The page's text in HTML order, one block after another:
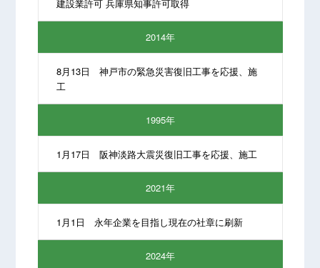
建設業許可 兵庫県知事許可取得
2014年
8月13日 神戸市の緊急災害復旧工事を応援、施
工
1995年
1月17日 阪神淡路大震災復旧工事を応援、施工
2021年
1月1日 永年企業を目指し現在の社章に刷新
2024年